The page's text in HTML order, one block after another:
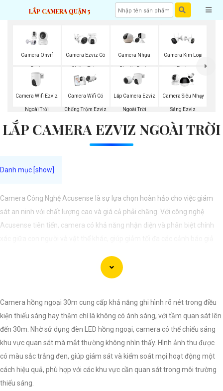
LẮP CAMERA QUẬN 5
Camera Onvif
Ezviz
Camera Ezviz Có
Chống Trộm
Camera Nhựa
Plastic Ezviz
Camera Kim Loại
Ezviz
Camera Wifi Ezviz
Ngoài Trời
Camera Wifi Có
Chống Trộm Ezviz
Lắp Camera Ezviz
Ngoài Trời
Camera Siêu Nhạy
Sáng Ezviz
LẮP CAMERA EZVIZ NGOÀI TRỜI
Camera Công Nghệ Acusense là sự lựa chọn hoàn hảo cho việc giám
sát an ninh với chất lượng cao và giá cả phải chăng. Với công nghệ
Acusense tiên tiến, camera có khả năng nhận diện và phân biệt chính
bạn quan sát mọi góc độ một cách rõ ràng. Khám phá ngay và đầu tư
vào Camera Acusense để bảo vệ tài sản và gia đình của bạn ngay hôm
Camera hồng ngoại 30m cung cấp khả năng ghi hình rõ nét trong điều
kiện thiếu sáng hay thậm chí là không có ánh sáng, với tầm quan sát lên
đến 30m. Nhờ sử dụng đèn LED hồng ngoại, camera có thể chiếu sáng
khu vực quan sát mà mắt thường không nhìn thấy. Hình ảnh thu được
có màu sắc trắng đen, giúp giám sát và kiểm soát mọi hoạt động một
cách hiệu quả, phù hợp với các khu vực cần quan sát trong môi trường
thiếu sáng.